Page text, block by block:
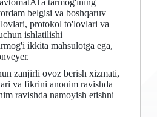
tarmog'ining
belgisi va boshqaruv
protokol to'lovlari va
ishlatilishi
ikkita mahsulotga ega,
zanjirli ovoz berish xizmati,
va fikrini anonim ravishda
ravishda namoyish etishni